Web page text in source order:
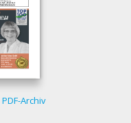
PDF-Archiv